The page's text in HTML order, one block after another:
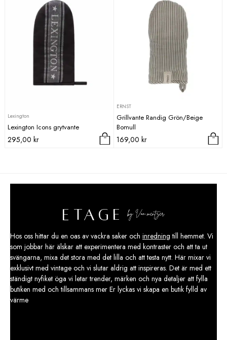
Lexington
Lexington Icons grytvante
295,00 kr
har
alternativen
kan
väljas
på
produktsidan
ERNST
Grillvante Randig Grön/Beige
Bomull
169,00 kr
Hos oss hittar du en oas av vackra saker och inredning till hemmet. Vi
som jobbar här älskar att experimentera med kontraster och att ta ut
svängarna, mixa det stora med det lilla och att testa nytt. Här mixar vi
exklusivt med vintage och vi slutar aldrig att inspireras. Det är med ett
ständigt nyfiket öga vi letar trender, märken och nya detaljer att fylla
butiken med och tillsammans mer Er lyckas vi skapa en butik fylld av
värme